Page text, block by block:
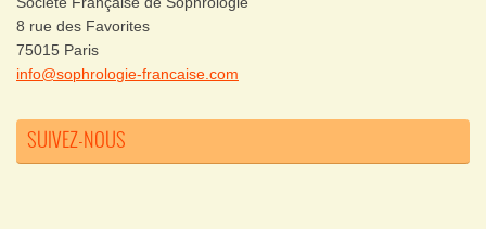
8 rue des Favorites
75015 Paris
info@sophrologie-francaise.com
SUIVEZ-NOUS